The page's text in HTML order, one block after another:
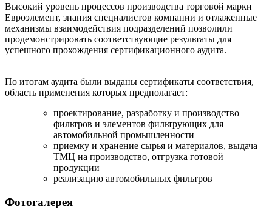
Высокий уровень процессов производства торговой марки
Евроэлемент, знания специалистов компании и отлаженные
механизмы взаимодействия подразделений позволили
продемонстрировать соответствующие результаты для
успешного прохождения сертификационного аудита.
По итогам аудита были выданы сертификаты соответствия,
область применения которых предполагает:
проектирование, разработку и производство
фильтров и элементов фильтрующих для
автомобильной промышленности
приемку и хранение сырья и материалов, выдача
ТМЦ на производство, отгрузка готовой
продукции
реализацию автомобильных фильтров
Фотогалерея